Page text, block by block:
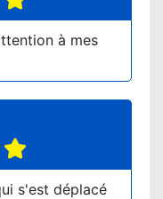
à mes
s'est déplacé